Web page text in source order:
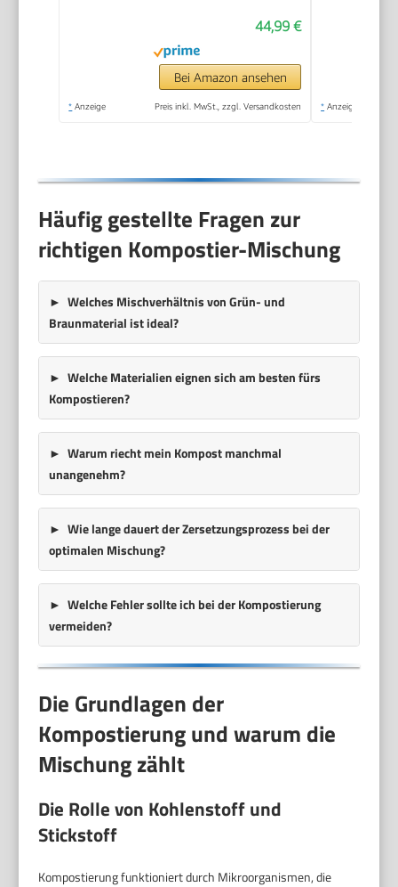
44,99 €
Bei Amazon ansehen
* Anzeige Preis inkl. MwSt., zzgl. Versandkosten * Anzeige
Häufig gestellte Fragen zur
richtigen Kompostier-Mischung
Welches Mischverhältnis von Grün- und
Braunmaterial ist ideal?
Welche Materialien eignen sich am besten fürs
Kompostieren?
Warum riecht mein Kompost manchmal
unangenehm?
Wie lange dauert der Zersetzungsprozess bei der
optimalen Mischung?
Welche Fehler sollte ich bei der Kompostierung
vermeiden?
Die Grundlagen der
Kompostierung und warum die
Mischung zählt
Die Rolle von Kohlenstoff und
Stickstoff
Kompostierung funktioniert durch Mikroorganismen, die